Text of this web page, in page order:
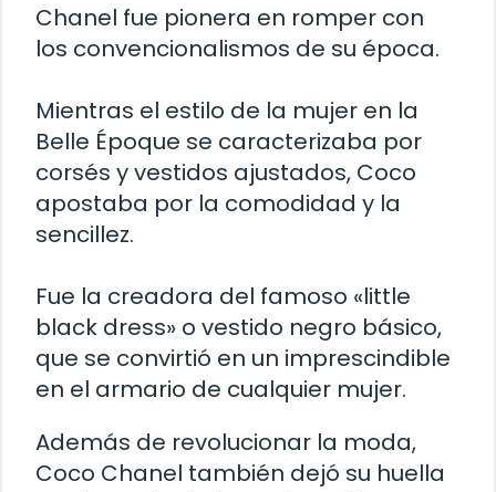
Chanel fue pionera en romper con
los convencionalismos de su época.
Mientras el estilo de la mujer en la
Belle Époque se caracterizaba por
corsés y vestidos ajustados, Coco
apostaba por la comodidad y la
sencillez.
Fue la creadora del famoso «little
black dress» o vestido negro básico,
que se convirtió en un imprescindible
en el armario de cualquier mujer.
Además de revolucionar la moda,
Coco Chanel también dejó su huella